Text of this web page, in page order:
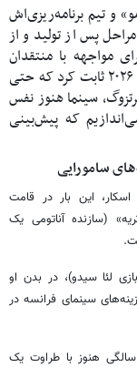
و تیم برنامه‌ریزی‌اش
پس از تولید و از
مواجهه با منتقدان
سخت‌گیر، کار را دشوار کرده بود. با این حال، کن ۲۰۲۶ ثابت کرد که حتی
سینما هنوز نفس
جزئی به ۲۰ فیلمی می‌اندازیم که پیش‌بینی
سامورایی
اسکار، این بار در قامت
(سازنده آناتومی یک
لئا سیدو)، در بدن او
سینمای فرانسه در
«پدرو آلمودوار» افسانه‌ای، در ۷۰ سالگی هنوز با طراوت یک